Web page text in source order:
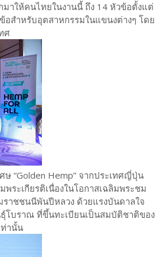
าให้คนไทยในงานนี้ ถึง 14 หัวข้อตั้งแต่
สำหรับอุตสาหกรรมในแขนงต่างๆ โดย
ศ
ษ “Golden Hemp” จากประเทศญี่ปุ่น
ระเกียรติเนื่องในโอกาสเฉลิมพระชม
ราชชนนีพันปีหลวง ด้วยแรงบันดาลใจ
โบราณ ที่ขึ้นทะเบียนเป็นสมบัติชาติของ
านั้น